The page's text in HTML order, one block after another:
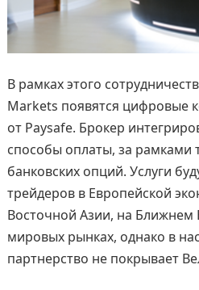
В рамках этого
Markets появятся цифровые
от Paysafe. Брокер
способы оплаты, за рамками
банковских опций. Услуги
трейдеров в Европейской
Восточной Азии, на Ближнем
мировых рынках, однако в
партнерство не покрывает